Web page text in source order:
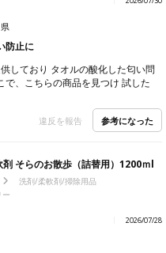
防止に
しており タオルの酸化した匂い問
で、こちらの商品を見つけ 試した
違反を報告 参考になった
そらのお散歩（詰替用）1200ｍl
洗剤/柔軟剤/掃除用品
ー
2026/07/28